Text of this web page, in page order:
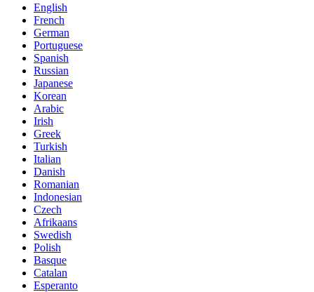
English
French
German
Portuguese
Spanish
Russian
Japanese
Korean
Arabic
Irish
Greek
Turkish
Italian
Danish
Romanian
Indonesian
Czech
Afrikaans
Swedish
Polish
Basque
Catalan
Esperanto